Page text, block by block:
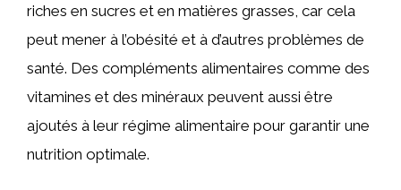
riches en sucres et en matières grasses, car cela
peut mener à l’obésité et à d’autres problèmes de
santé. Des compléments alimentaires comme des
vitamines et des minéraux peuvent aussi être
ajoutés à leur régime alimentaire pour garantir une
nutrition optimale.